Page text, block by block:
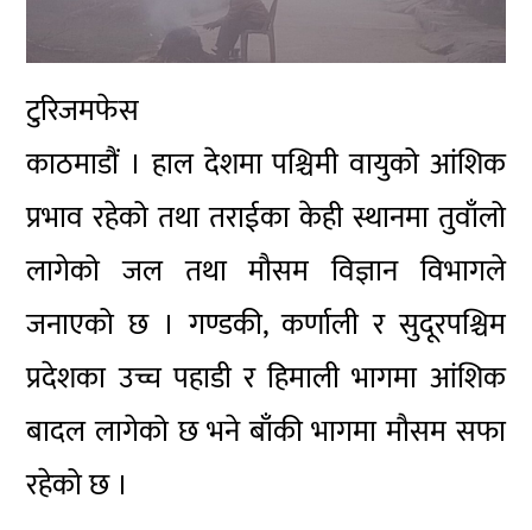
टुरिजमफेस
काठमाडौं। हाल देशमा पश्चिमी वायुको आंशिक
प्रभाव रहेको तथा तराईका केही स्थानमा तुवाँलो
लागेको जल तथा मौसम विज्ञान विभागले
जनाएको छ । गण्डकी, कर्णाली र सुदूरपश्चिम
प्रदेशका उच्च पहाडी र हिमाली भागमा आंशिक
बादल लागेको छ भने बाँकी भागमा मौसम सफा
रहेको छ ।